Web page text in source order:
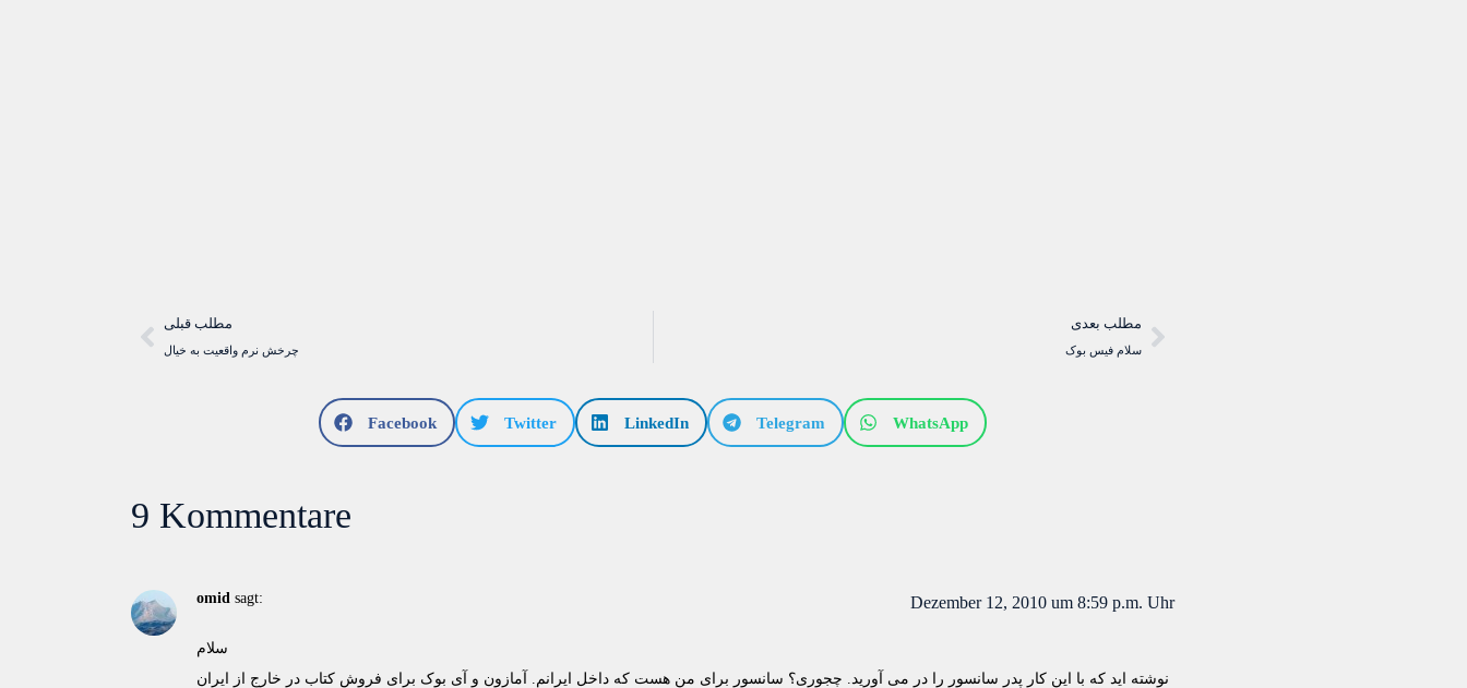
مطلب قبلی
چرخش نرم واقعیت به خیال
مطلب بعدی
سلام فيس بوک
Facebook Twitter LinkedIn Telegram WhatsApp
9 Kommentare
omid sagt: Dezember 12, 2010 um 8:59 p.m. Uhr
سلام
نوشته اید که با این کار پدر سانسور را در می آورید. چجوری؟ سانسور برای من هست که داخل ایرانم. آمازون و آی بوک برای فروش کتاب در خارج از ایران